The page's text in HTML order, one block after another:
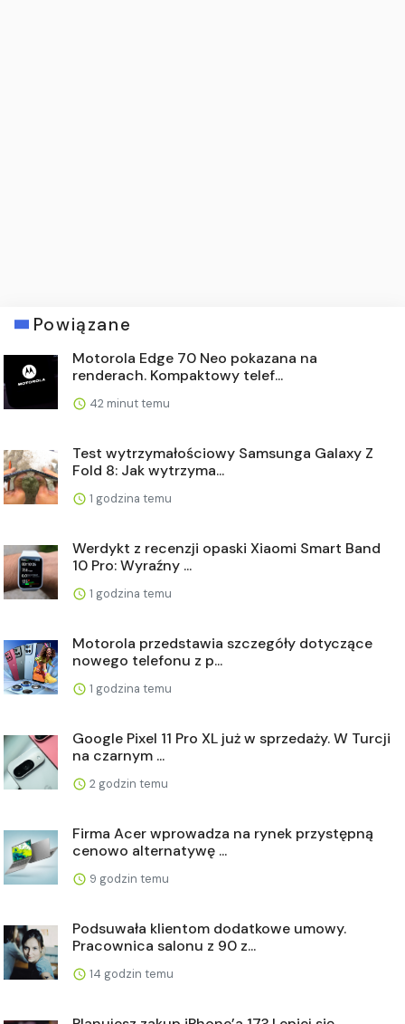
Powiązane
Motorola Edge 70 Neo pokazana na
renderach. Kompaktowy telef...
42 minut temu
Test wytrzymałościowy Samsunga Galaxy Z
Fold 8: Jak wytrzyma...
1 godzina temu
Werdykt z recenzji opaski Xiaomi Smart Band
10 Pro: Wyraźny ...
1 godzina temu
Motorola przedstawia szczegóły dotyczące
nowego telefonu z p...
1 godzina temu
Google Pixel 11 Pro XL już w sprzedaży. W Turcji
na czarnym ...
2 godzin temu
Firma Acer wprowadza na rynek przystępną
cenowo alternatywę ...
9 godzin temu
Podsuwała klientom dodatkowe umowy.
Pracownica salonu z 90 z...
14 godzin temu